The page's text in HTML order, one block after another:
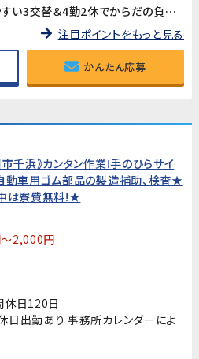
平日の所用にも対応しやすい3交替＆4勤2休でからだの負担も軽減。
注目ポイントをもっと見る
かんたん応募
市千浜》カンタン作業!手のひらサイ
動車用ゴム部品の製造補助、検査★
は寮費無料!★
2,000円
休日120日
出勤あり 事務所カレンダーによ